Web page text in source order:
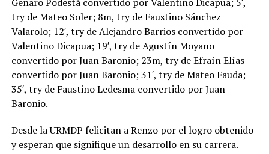
try de Mateo Soler; 8m, try de Faustino Sánchez
Valarolo; 12′, try de Alejandro Barrios convertido por
Valentino Dicapua; 19′, try de Agustín Moyano
convertido por Juan Baronio; 23m, try de Efraín Elías
convertido por Juan Baronio; 31′, try de Mateo Fauda;
35′, try de Faustino Ledesma convertido por Juan
Baronio.
Desde la URMDP felicitan a Renzo por el logro obtenido
y esperan que signifique un desarrollo en su carrera.